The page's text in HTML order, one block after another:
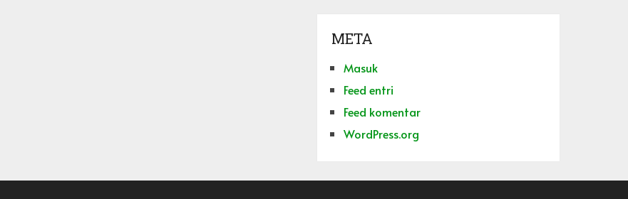
META
Masuk
Feed entri
Feed komentar
WordPress.org